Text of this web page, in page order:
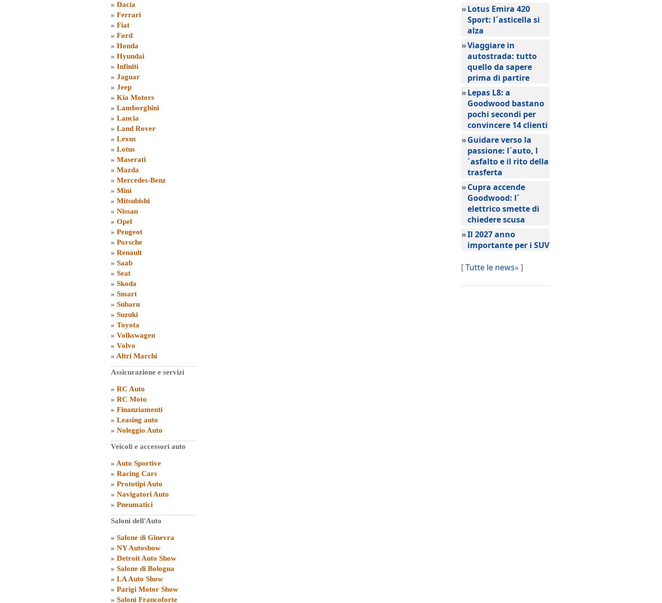
» Dacia
» Ferrari
» Fiat
» Ford
» Honda
» Hyundai
» Infiniti
» Jaguar
» Jeep
» Kia Motors
» Lamborghini
» Lancia
» Land Rover
» Lexus
» Lotus
» Maserati
» Mazda
» Mercedes-Benz
» Mini
» Mitsubishi
» Nissan
» Opel
» Peugeot
» Porsche
» Renault
» Saab
» Seat
» Skoda
» Smart
» Subaru
» Suzuki
» Toyota
» Volkswagen
» Volvo
» Altri Marchi
Assicurazione e servizi
» RC Auto
» RC Moto
» Finanziamenti
» Leasing auto
» Noleggio Auto
Veicoli e accessori auto
» Auto Sportive
» Racing Cars
» Prototipi Auto
» Navigatori Auto
» Pneumatici
Saloni dell'Auto
» Salone di Ginevra
» NY Autoshow
» Detroit Auto Show
» Salone di Bologna
» LA Auto Show
» Parigi Motor Show
» Saloni Francoforte
»Lotus Emira 420
Sport: l´asticella si
alza
»Viaggiare in
autostrada: tutto
quello da sapere
prima di partire
»Lepas L8: a
Goodwood bastano
pochi secondi per
convincere 14 clienti
»Guidare verso la
passione: l´auto, l
´asfalto e il rito della
trasferta
»Cupra accende
Goodwood: l´
elettrico smette di
chiedere scusa
»Il 2027 anno
importante per i SUV
[Tutte le news» ]